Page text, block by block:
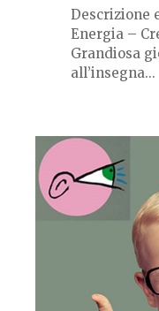
Descrizione
Energia –
Grandiosa
all’insegna...